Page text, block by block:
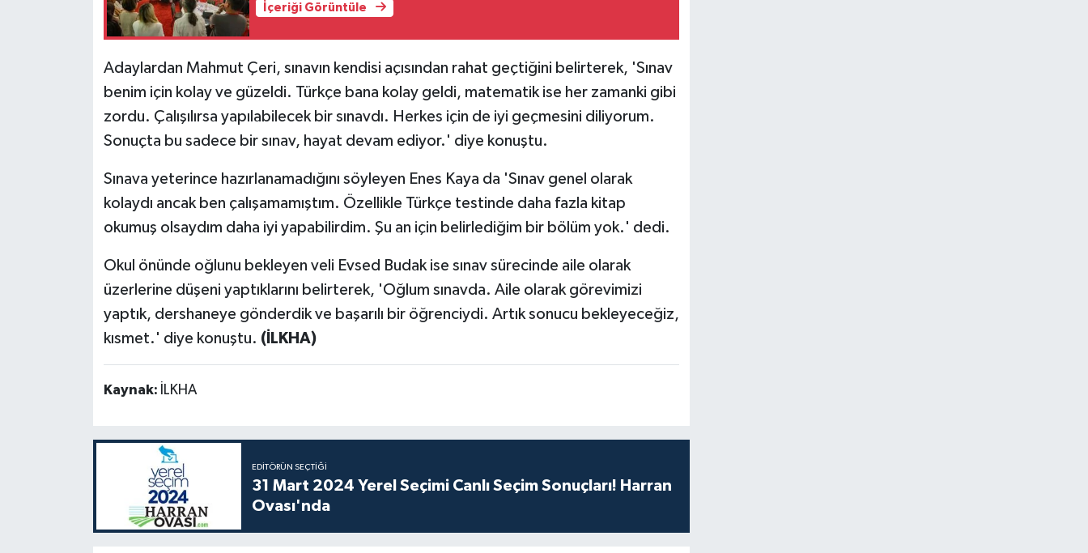
İçeriği Görüntüle
Adaylardan Mahmut Çeri, sınavın kendisi açısından rahat geçtiğini belirterek, 'Sınav
benim için kolay ve güzeldi. Türkçe bana kolay geldi, matematik ise her zamanki gibi
zordu. Çalışılırsa yapılabilecek bir sınavdı. Herkes için de iyi geçmesini diliyorum.
Sonuçta bu sadece bir sınav, hayat devam ediyor.' diye konuştu.
Sınava yeterince hazırlanamadığını söyleyen Enes Kaya da 'Sınav genel olarak
kolaydı ancak ben çalışamamıştım. Özellikle Türkçe testinde daha fazla kitap
okumuş olsaydım daha iyi yapabilirdim. Şu an için belirlediğim bir bölüm yok.' dedi.
Okul önünde oğlunu bekleyen veli Evsed Budak ise sınav sürecinde aile olarak
üzerlerine düşeni yaptıklarını belirterek, 'Oğlum sınavda. Aile olarak görevimizi
yaptık, dershaneye gönderdik ve başarılı bir öğrenciydi. Artık sonucu bekleyeceğiz,
kısmet.' diye konuştu. (İLKHA)
Kaynak: İLKHA
EDITÖRÜN SEÇTIĞI
31 Mart 2024 Yerel Seçimi Canlı Seçim Sonuçları! Harran
Ovası'nda